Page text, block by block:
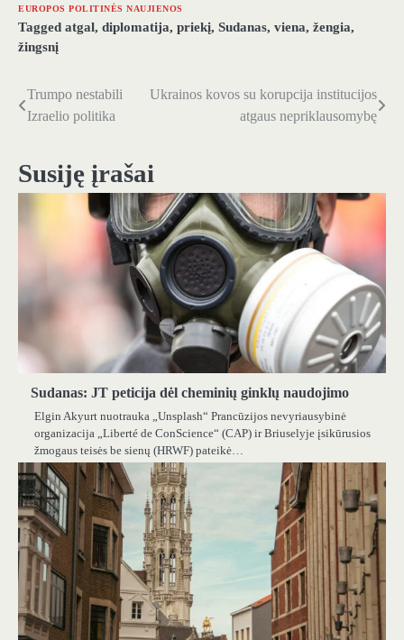
EUROPOS POLITINĖS NAUJIENOS
Tagged atgal, diplomatija, priekį, Sudanas, viena, žengia,
žingsnį
Navigacija
įrašų
Trumpo nestabili
Izraelio politika
Ukrainos kovos su korupcija institucijos
atgaus nepriklausomybę
Susiję įrašai
Sudanas: JT peticija dėl cheminių ginklų naudojimo
Elgin Akyurt nuotrauka „Unsplash“ Prancūzijos nevyriausybinė
organizacija „Liberté de ConScience“ (CAP) ir Briuselyje įsikūrusios
žmogaus teisės be sienų (HRWF) pateikė…